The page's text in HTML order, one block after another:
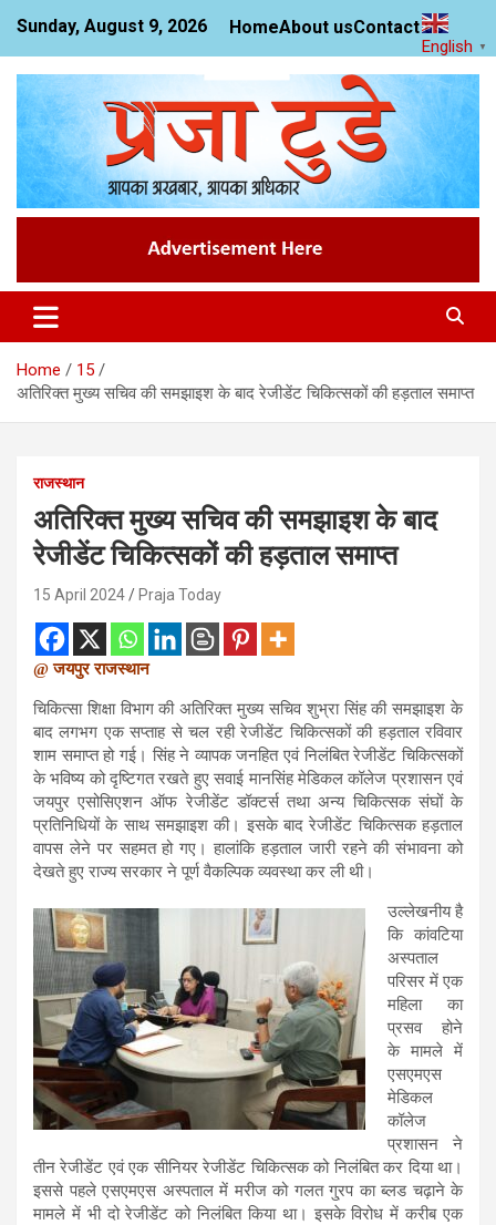
content
Sunday, August 9, 2026 HomeAbout usContact us
Praja Today
News Website
Home
15
अतिरिक्त मुख्य सचिव की समझाइश के बाद रेजीडेंट चिकित्सकों की हड़ताल समाप्त
राजस्थान
अतिरिक्त मुख्य सचिव की समझाइश के बाद
रेजीडेंट चिकित्सकों की हड़ताल समाप्त
15 April 2024 Praja Today
@ जयपुर राजस्थान
चिकित्सा शिक्षा विभाग की अतिरिक्त मुख्य सचिव शुभ्रा सिंह की समझाइश के
बाद लगभग एक सप्ताह से चल रही रेजीडेंट चिकित्सकों की हड़ताल रविवार
शाम समाप्त हो गई। सिंह ने व्यापक जनहित एवं निलंबित रेजीडेंट चिकित्सकों
के भविष्य को दृष्टिगत रखते हुए सवाई मानसिंह मेडिकल कॉलेज प्रशासन एवं
जयपुर एसोसिएशन ऑफ रेजीडेंट डॉक्टर्स तथा अन्य चिकित्सक संघों के
प्रतिनिधियों के साथ समझाइश की। इसके बाद रेजीडेंट चिकित्सक हड़ताल
वापस लेने पर सहमत हो गए। हालांकि हड़ताल जारी रहने की संभावना को
देखते हुए राज्य सरकार ने पूर्ण वैकल्पिक व्यवस्था कर ली थी।
उल्लेखनीय है
कि कांवटिया
अस्पताल
परिसर में एक
महिला का
प्रसव होने
के मामले में
एसएमएस
मेडिकल
कॉलेज
प्रशासन ने
तीन रेजीडेंट एवं एक सीनियर रेजीडेंट चिकित्सक को निलंबित कर दिया था।
इससे पहले एसएमएस अस्पताल में मरीज को गलत गु्रप का ब्लड चढ़ाने के
मामले में भी दो रेजीडेंट को निलंबित किया था। इसके विरोध में करीब एक
English ▼